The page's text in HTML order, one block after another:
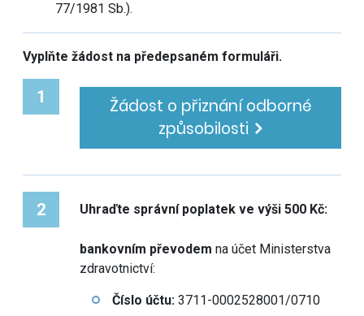
77/1981 Sb.).
Vyplňte žádost na předepsaném formuláři.
1
Žádost o přiznání odborné
způsobilosti
2 Uhraďte správní poplatek ve výši 500 Kč:
bankovním převodem na účet Ministerstva
zdravotnictví:
Číslo účtu: 3711-0002528001/0710